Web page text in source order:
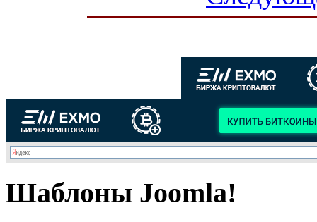
Шаблоны Joomla!